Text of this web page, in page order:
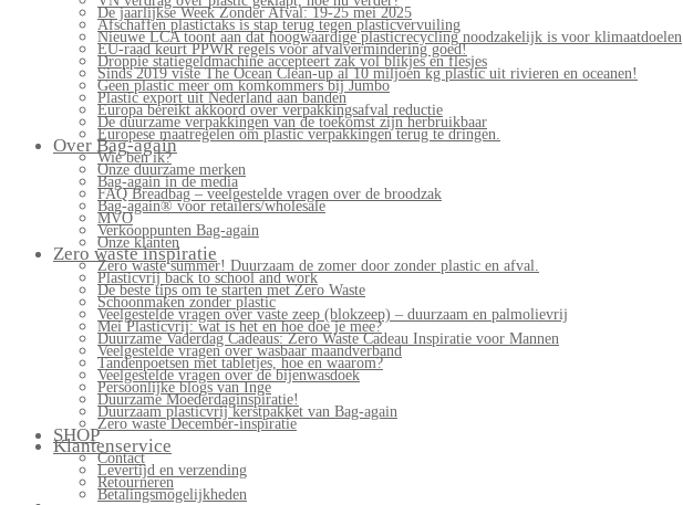
De jaarlijkse Week Zonder Afval: 19-25 mei 2025
Afschaffen plastictaks is stap terug tegen plasticvervuiling
Nieuwe LCA toont aan dat hoogwaardige plasticrecycling noodzakelijk is voor klimaatdoelen
EU-raad keurt PPWR regels voor afvalvermindering goed!
Droppie statiegeldmachine accepteert zak vol blikjes en flesjes
Sinds 2019 viste The Ocean Clean-up al 10 miljoen kg plastic uit rivieren en oceanen!
Geen plastic meer om komkommers bij Jumbo
Plastic export uit Nederland aan banden
Europa bereikt akkoord over verpakkingsafval reductie
De duurzame verpakkingen van de toekomst zijn herbruikbaar
Europese maatregelen om plastic verpakkingen terug te dringen.
Over Bag-again
Wie ben ik?
Onze duurzame merken
Bag-again in de media
FAQ Breadbag – veelgestelde vragen over de broodzak
Bag-again® voor retailers/wholesale
MVO
Verkooppunten Bag-again
Onze klanten
Zero waste inspiratie
Zero waste summer! Duurzaam de zomer door zonder plastic en afval.
Plasticvrij back to school and work
De beste tips om te starten met Zero Waste
Schoonmaken zonder plastic
Veelgestelde vragen over vaste zeep (blokzeep) – duurzaam en palmolievrij
Mei Plasticvrij: wat is het en hoe doe je mee?
Duurzame Vaderdag Cadeaus: Zero Waste Cadeau Inspiratie voor Mannen
Veelgestelde vragen over wasbaar maandverband
Tandenpoetsen met tabletjes, hoe en waarom?
Veelgestelde vragen over de bijenwasdoek
Persoonlijke blogs van Inge
Duurzame Moederdaginspiratie!
Duurzaam plasticvrij kerstpakket van Bag-again
Zero waste December-inspiratie
SHOP
Klantenservice
Contact
Levertijd en verzending
Retourneren
Betalingsmogelijkheden